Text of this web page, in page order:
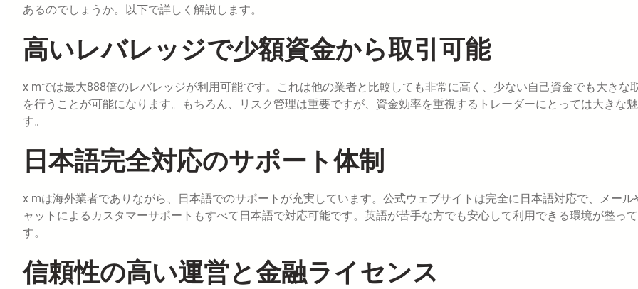
あるのでしょうか。以下で詳しく解説します。
高いレバレッジで少額資金から取引可能
x mでは最大888倍のレバレッジが利用可能です。これは他の業者と比較しても非常に高く、少ない自己資金でも大きな
を行うことが可能になります。もちろん、リスク管理は重要ですが、資金効率を重視するトレーダーにとっては大きな
す。
日本語完全対応のサポート体制
x mは海外業者でありながら、日本語でのサポートが充実しています。公式ウェブサイトは完全に日本語対応で、メール
ャットによるカスタマーサポートもすべて日本語で対応可能です。英語が苦手な方でも安心して利用できる環境が整って
す。
信頼性の高い運営と金融ライセンス